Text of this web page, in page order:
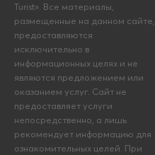
Turist». Все материалы,
размещенные на данном сайте,
предоставляются
исключительно в
информационных целях и не
являются предложением или
оказанием услуг. Сайт не
предоставляет услуги
непосредственно, а лишь
рекомендует информацию для
ознакомительных целей. При